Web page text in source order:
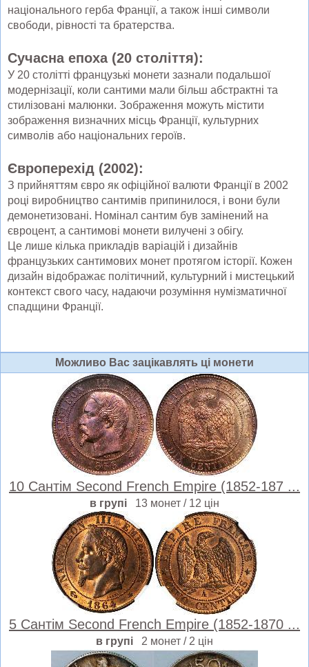
національного герба Франції, а також інші символи
свободи, рівності та братерства.
Сучасна епоха (20 століття):
У 20 столітті французькі монети зазнали подальшої
модернізації, коли сантими мали більш абстрактні та
стилізовані малюнки. Зображення можуть містити
зображення визначних місць Франції, культурних
символів або національних героїв.
Європерехід (2002):
З прийняттям євро як офіційної валюти Франції в 2002
році виробництво сантимів припинилося, і вони були
демонетизовані. Номінал сантим був замінений на
євроцент, а сантимові монети вилучені з обігу.
Це лише кілька прикладів варіацій і дизайнів
французьких сантимових монет протягом історії. Кожен
дизайн відображає політичний, культурний і мистецький
контекст свого часу, надаючи розуміння нумізматичної
спадщини Франції.
Можливо Вас зацiкавлять цi монети
10 Сантім Second French Empire (1852-187 ...
в групі 13 монет / 12 цін
5 Сантім Second French Empire (1852-1870 ...
в групі 2 монет / 2 цін